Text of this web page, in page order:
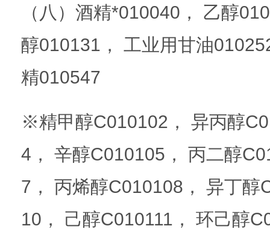
（八）酒精*010040， 乙醇
醇010131， 工业用甘油
精010547
※精甲醇C010102， 异丙醇
4， 辛醇C010105， 丙二醇
7， 丙烯醇C010108， 异丁醇
10， 己醇C010111， 环己醇